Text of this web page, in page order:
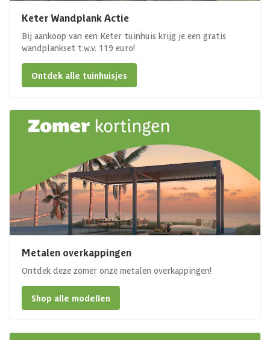
Keter Wandplank Actie
Bij aankoop van een Keter tuinhuis krijg je een gratis
wandplankset t.w.v. 119 euro!
Ontdek alle tuinhuisjes
Metalen overkappingen
Ontdek deze zomer onze metalen overkappingen!
Shop alle modellen